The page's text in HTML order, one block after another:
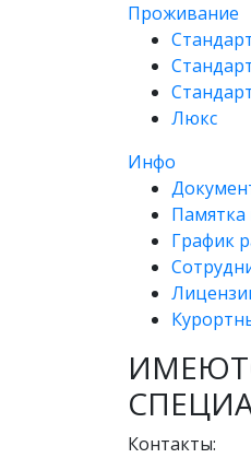
Проживание
Люкс
Инфо
Памятка
График
Контакты: